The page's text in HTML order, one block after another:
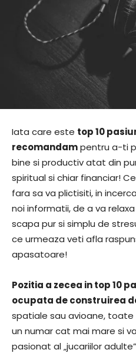
Iata care este top 10
recomandampentru a-ti
bine si productiv atat din
spiritual si chiar financiar!
fara sa va plictisiti, in
noi informatii, de a va
scapa pur si simplu de
ce urmeaza veti afla
apasatoare!
Pozitia a zecea in top 10
ocupata de construirea
spatiale sau avioane,
un numar cat mai mare si
pasionat al „jucariilor